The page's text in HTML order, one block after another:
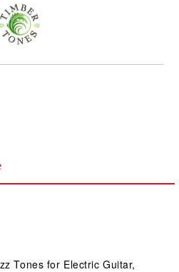
Tones for Electric Guitar,